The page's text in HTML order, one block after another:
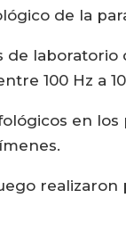
de la
100 Hz a
en